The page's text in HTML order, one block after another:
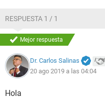
RESPUESTA 1 / 1
Mejor respuesta
Dr. Carlos Salinas
20 ago 2019 a las 04:04
Hola